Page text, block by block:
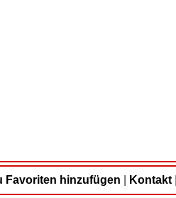
Favoriten hinzufügen Kontakt|